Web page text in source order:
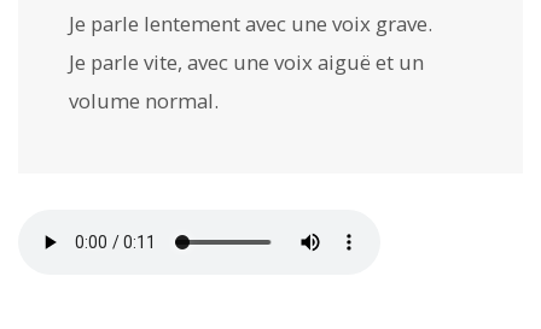
Je parle lentement avec une voix grave.
Je parle vite, avec une voix aiguë et un
volume normal.